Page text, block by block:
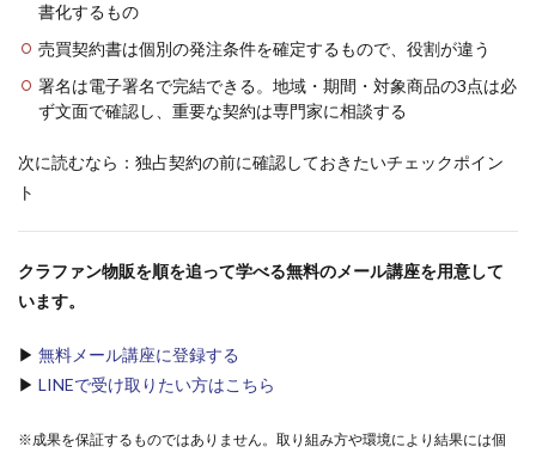
書化するもの
売買契約書は個別の発注条件を確定するもので、役割が違う
署名は電子署名で完結できる。地域・期間・対象商品の3点は必
ず文面で確認し、重要な契約は専門家に相談する
次に読むなら：独占契約の前に確認しておきたいチェックポイン
ト
クラファン物販を順を追って学べる無料のメール講座を用意して
います。
▶ 無料メール講座に登録する
▶ LINEで受け取りたい方はこちら
※成果を保証するものではありません。取り組み方や環境により結果には個